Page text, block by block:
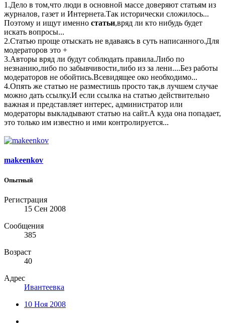
1.Дело в том,что люди в основной массе доверяют статьям из
журналов, газет и Интернета.Так исторически сложилось...
Поэтому и ищут именно статьи,вряд ли кто нибудь будет
искать вопросы...
2.Статью проще отыскать не вдаваясь в суть написанного.Для
модераторов это +
3.Авторы вряд ли будут соблюдать правила.Либо по
незнанию,либо по забывчивости,либо из за лени....Без работы
модераторов не обойтись.Всевидящее око необходимо...
4.Опять же статью не разместишь просто так,в лучшем случае
можно дать ссылку.И если ссылка на статью действительно
важная и представляет интерес, администратор или
модераторы выкладывают статью на сайт.А куда она попадает,
это только им известно и ими контролируется...
makeenkov
Опытный
Регистрация
15 Сен 2008
Сообщения
385
Возраст
40
Адрес
Ивантеевка
10 Ноя 2008